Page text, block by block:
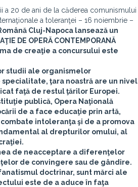
a 20 de ani de la căderea comunismului
a toleranţei – 16 noiembrie –
Cluj-Napoca lansează un
DE OPERĂ CONTEMPORANĂ
de creaţie a concursului este
studii ale organismelor
ţara noastră are un nivel
faţă de restul ţărilor Europei.
publică, Opera Naţională
de a face educaţie prin artă,
intoleranţa şi de a promova
al drepturilor omului, al
de neacceptare a diferenţelor
de convingere sau de gândire.
doctrinar, sunt mărci ale
este de a aduce în faţa